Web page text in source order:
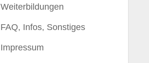
Weiterbildungen
FAQ, Infos, Sonstiges
Impressum